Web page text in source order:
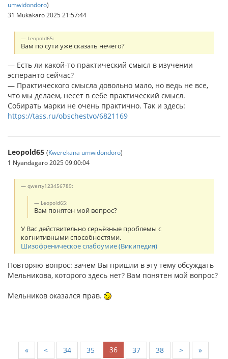
umwidondoro)
31 Mukakaro 2025 21:57:44
Leopold65:
Вам по сути уже сказать нечего?
— Есть ли какой-то практический смысл в изучении
эсперанто сейчас?
— Практического смысла довольно мало, но ведь не все,
что мы делаем, несет в себе практический смысл.
Собирать марки не очень практично. Так и здесь:
https://tass.ru/obschestvo/6821169
Leopold65 (Kwerekana umwidondoro)
1 Nyandagaro 2025 09:00:04
qwerty123456789:
Leopold65:
Вам понятен мой вопрос?
У Вас действительно серьёзные проблемы с
когнитивными способностями.
Шизофреническое слабоумие (Википедия)
Повторяю вопрос: зачем Вы пришли в эту тему обсуждать
Мельникова, которого здесь нет? Вам понятен мой вопрос?
Мельников оказался прав.
« < 34 35 36 37 38 > »